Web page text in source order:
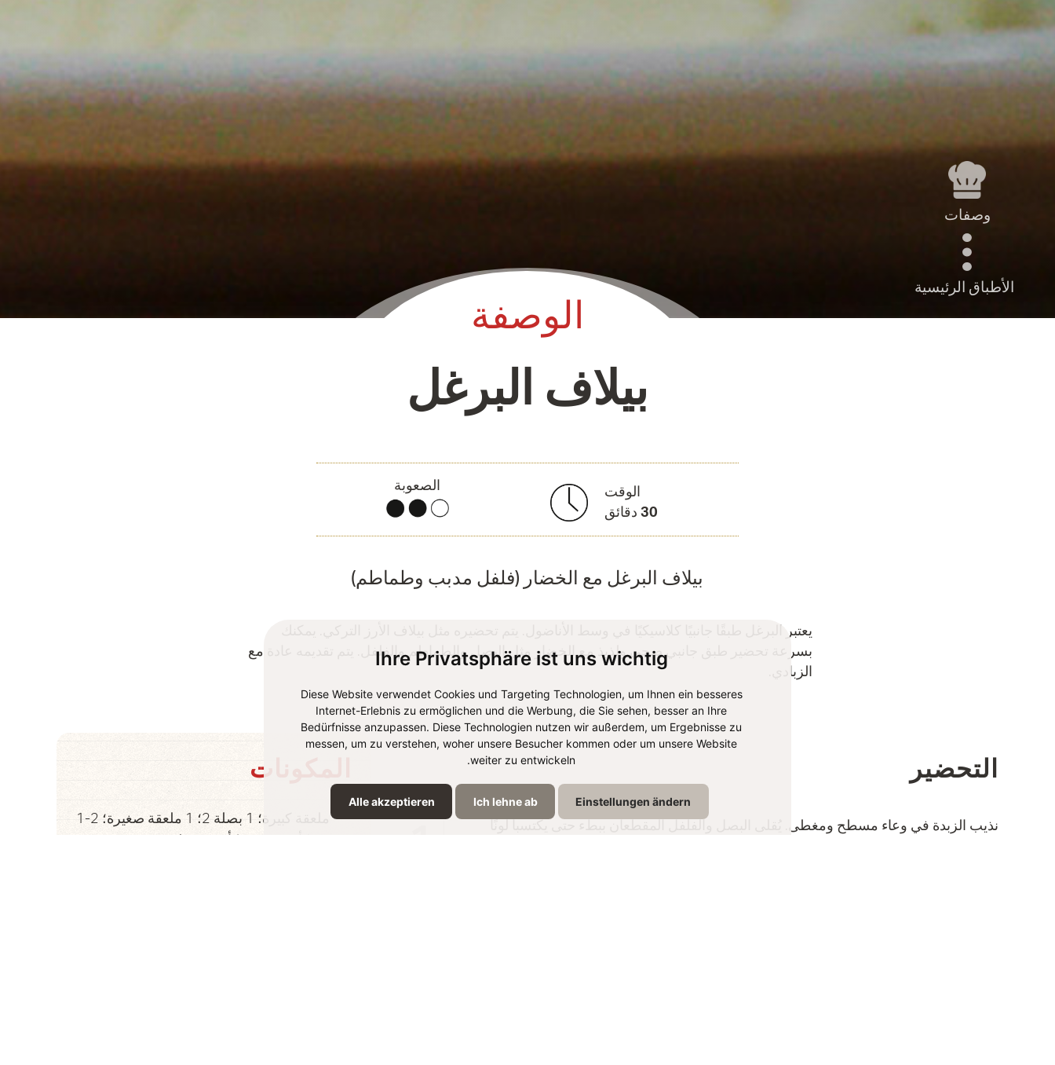
Ihre Privatsphäre ist uns wichtig
Diese Website verwendet Cookies und Targeting Technologien, um Ihnen ein besseres
Internet-Erlebnis zu ermöglichen und die Werbung, die Sie sehen, besser an Ihre
Bedürfnisse anzupassen. Diese Technologien nutzen wir außerdem, um Ergebnisse zu
messen, um zu verstehen, woher unsere Besucher kommen oder um unsere Website
weiter zu entwickeln.
Alle akzeptieren Ich lehne ab Einstellungen ändern
وصفات
الأطباق الرئيسية
الوصفة
بيلاف البرغل
الصعوبة
الوقت
30 دقائق
بيلاف البرغل مع الخضار (فلفل مدبب وطماطم)
يعتبر البرغل طبقًا جانبيًا كلاسيكيًا في وسط الأناضول. يتم تحضيره مثل بيلاف الأرز التركي. يمكنك
بسرعة تحضير طبق جانبي صحي ولذيذ مع الخضار مثل البصل والطماطم والفلفل. يتم تقديمه عادة مع
الزبادي.
المكونات
1-2 ملعقة كبيرة؛ 1 بصلة 2؛ 1 ملعقة صغيرة؛
التحضير
نذيب الزبدة في وعاء مسطح ومغطى. يُقلى البصل والفلفل المقطعان ببطء حتى يكتسبا لونًا